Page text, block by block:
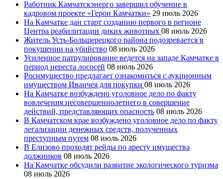
Работник Камчатскэнерго завершил обучение в
кадровом проекте «Герои Камчатки» 29 июль 2026
На Камчатке дан старт созданию первого в регионе
Центра реабилитации диких животных 08 июль 2026
Житель Усть-Большерецкого района подозревается в
покушении на убийство 08 июль 2026
Усиленное патрулирование ведется на западе Камчатке в
период нереста лососей 08 июль 2026
Росимущество предлагает ознакомиться с аукционным
имуществом Иванчея для покупки 08 июль 2026
На Камчатке возбуждено уголовное дело по факту
вовлечения несовершеннолетнего в совершение
действий, представляющих опасность 08 июль 2026
В Камчатском крае возбуждено уголовное дело по факту
легализации денежных средств, полученных
преступным путем 08 июль 2026
В Елизово проходят рейды по аресту имущества
должников 08 июль 2026
На Камчатке обсудили развитие экологического туризма
08 июль 2026